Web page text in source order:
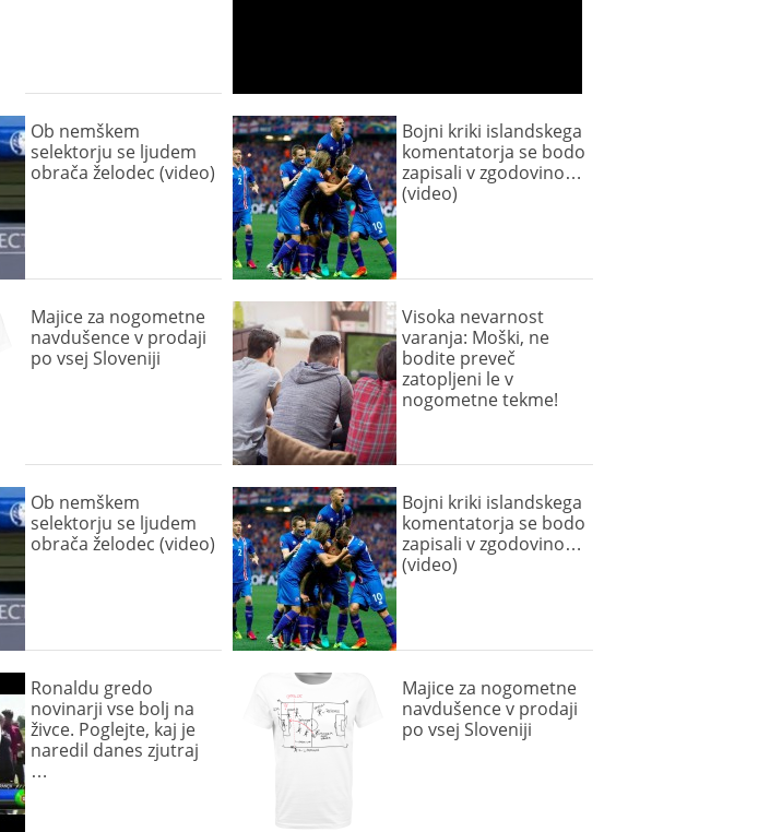
Ob nemškem
selektorju se ljudem
obrača želodec (video)
Bojni kriki islandskega
komentatorja se bodo
zapisali v zgodovino…
(video)
Majice za nogometne
navdušence v prodaji
po vsej Sloveniji
Visoka nevarnost
varanja: Moški, ne
bodite preveč
zatopljeni le v
nogometne tekme!
Ob nemškem
selektorju se ljudem
obrača želodec (video)
Bojni kriki islandskega
komentatorja se bodo
zapisali v zgodovino…
(video)
Ronaldu gredo
novinarji vse bolj na
živce. Poglejte, kaj je
naredil danes zjutraj
…
Majice za nogometne
navdušence v prodaji
po vsej Sloveniji